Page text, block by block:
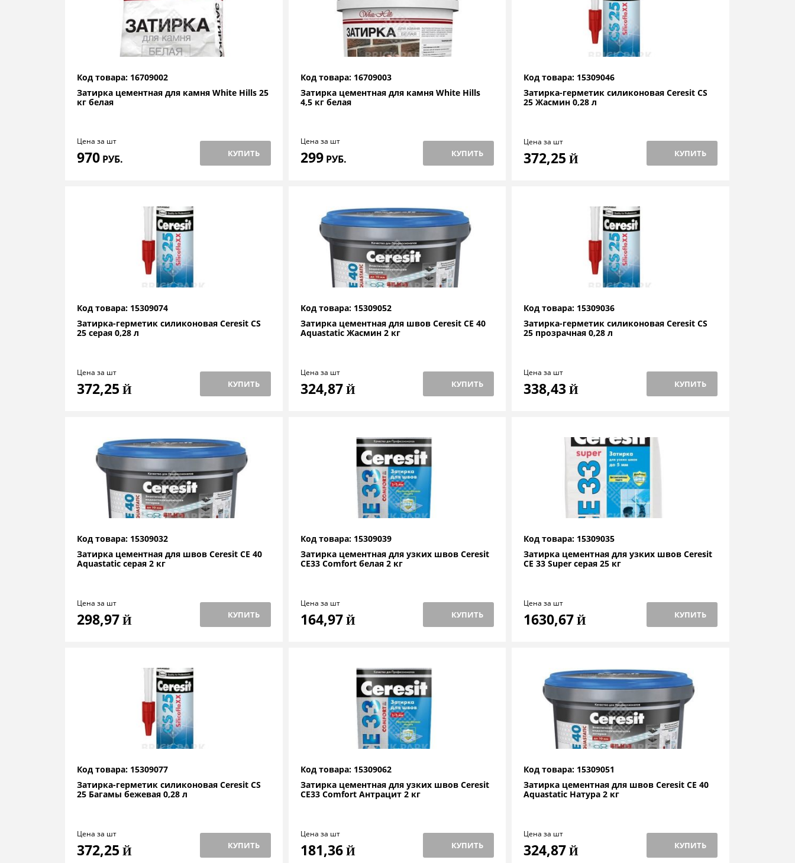
Код товара: 16709002
Затирка цементная для камня White Hills 25
кг белая
Цена за шт
970 РУБ. КУПИТЬ
Код товара: 16709003
Затирка цементная для камня White Hills
4,5 кг белая
Цена за шт
299РУБ. КУПИТЬ
Код товара: 15309046
Затирка-герметик силиконовая Ceresit CS
25 Жасмин 0,28 л
Цена за шт
372,25 Й КУПИТЬ
Код товара: 15309074
Затирка-герметик силиконовая Ceresit CS
25 серая 0,28 л
Цена за шт
372,25 Й КУПИТЬ
Код товара: 15309052
Затирка цементная для швов Ceresit CE 40
Aquastatic Жасмин 2 кг
Цена за шт
324,87Й КУПИТЬ
Код товара: 15309036
Затирка-герметик силиконовая Ceresit CS
25 прозрачная 0,28 л
Цена за шт
338,43 Й КУПИТЬ
Код товара: 15309032
Затирка цементная для швов Ceresit CE 40
Aquastatic серая 2 кг
Цена за шт
298,97 Й КУПИТЬ
Код товара: 15309039
Затирка цементная для узких швов Ceresit
СЕ33 Comfort белая 2 кг
Цена за шт
164,97Й КУПИТЬ
Код товара: 15309035
Затирка цементная для узких швов Ceresit
CE 33 Super серая 25 кг
Цена за шт
1630,67 Й КУПИТЬ
Код товара: 15309077
Затирка-герметик силиконовая Ceresit CS
25 Багамы бежевая 0,28 л
Цена за шт
372,25 Й КУПИТЬ
Код товара: 15309062
Затирка цементная для узких швов Ceresit
СЕ33 Comfort Антрацит 2 кг
Цена за шт
181,36Й КУПИТЬ
Код товара: 15309051
Затирка цементная для швов Ceresit CE 40
Aquastatic Натура 2 кг
Цена за шт
324,87 Й КУПИТЬ